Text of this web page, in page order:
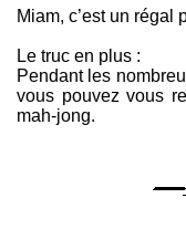
Miam, c’est un régal
Le truc en plus :
Pendant les
vous pouvez vous
mah-jong.